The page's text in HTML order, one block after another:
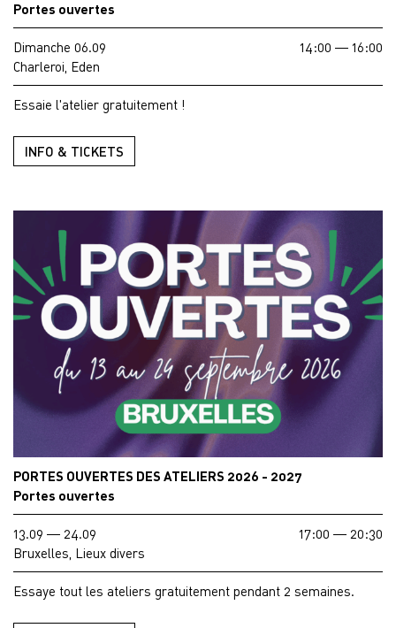
Portes ouvertes
Dimanche 06.09
14:00 — 16:00
Charleroi, Eden
Essaie l'atelier gratuitement !
INFO & TICKETS
PORTES OUVERTES DES ATELIERS 2026 - 2027
Portes ouvertes
13.09 — 24.09
17:00 — 20:30
Bruxelles, Lieux divers
Essaye tout les ateliers gratuitement pendant 2 semaines.